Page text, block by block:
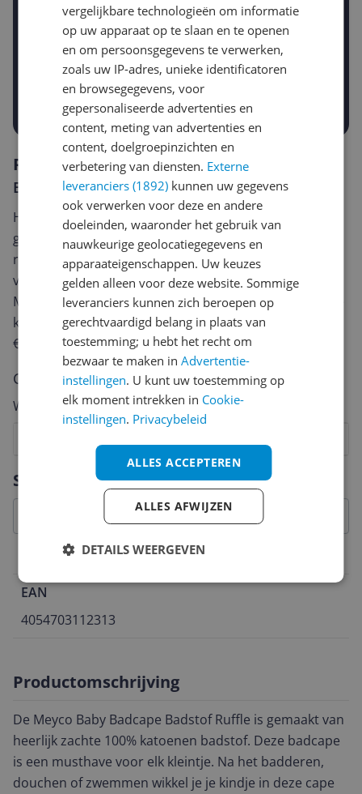
Gewenste daling of bedrag
-5% -10% -15%
Gewenste prijs
€
Prijsalert aanzetten
Specificaties
Belangrijkste kenmerken
EAN
4054703112313
Productomschrijving
De Meyco Baby Badcape Badstof Ruffle is gemaakt van
heerlijk zachte 100% katoenen badstof. Deze badcape
is een musthave voor elk kleintje. Na het badderen,
douchen of zwemmen wikkel je je kindje in deze cape
Reviews
Er zijn nog geen reviews geschreven
Heb jij dit product in bezit en wil je graag je mening
geven? Start dan hieronder met het schrijven van je
review. Afhankelijk van de details duurt het schrijven
van een review gemiddeld tussen de 3 en 10 minuten.
Met jouw mening help je andere bezoekers een betere
keuze te maken én maak je iedere maand kans op
€250,-!
Klik hier voor de actievoorwaarden.
Cijfer
Welk cijfer geef jij dit product?
Vraag 1 van 4
vergelijkbare technologieën om informatie
op uw apparaat op te slaan en te openen
en om persoonsgegevens te verwerken,
zoals uw IP-adres, unieke identificatoren
en browsegegevens, voor
gepersonaliseerde advertenties en
content, meting van advertenties en
content, doelgroepinzichten en
verbetering van diensten. Externe
leveranciers (1892) kunnen uw gegevens
ook verwerken voor deze en andere
doeleinden, waaronder het gebruik van
nauwkeurige geolocatiegegevens en
apparaateigenschappen. Uw keuzes
gelden alleen voor deze website. Sommige
leveranciers kunnen zich beroepen op
gerechtvaardigd belang in plaats van
toestemming; u hebt het recht om
bezwaar te maken inAdvertentie-
instellingen. U kunt uw toestemming op
elk moment intrekken in Cookie-
instellingen. Privacybeleid
ALLES ACCEPTEREN
ALLES AFWIJZEN
DETAILS WEERGEVEN